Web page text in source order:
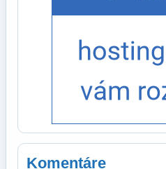
Komentáre